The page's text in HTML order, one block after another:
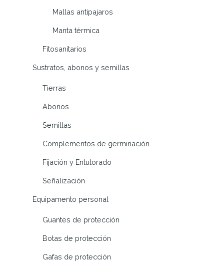
Mallas antipajaros
Manta térmica
Fitosanitarios
Sustratos, abonos y semillas
Tierras
Abonos
Semillas
Complementos de germinación
Fijación y Entutorado
Señalización
Equipamento personal
Guantes de protección
Botas de protección
Gafas de protección